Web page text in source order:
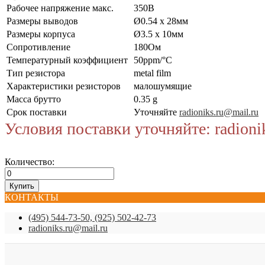
Рабочее напряжение макс.
350В
Размеры выводов
Ø0.54 x 28мм
Размеры корпуса
Ø3.5 x 10мм
Сопротивление
180Ом
Температурный коэффициент
50ppm/°C
Тип резистора
metal film
Характеристики резисторов
малошумящие
Масса брутто
0.35 g
Срок поставки
Уточняйте radioniks.ru@mail.ru
Условия поставки уточняйте:
Количество:
КОНТАКТЫ
(495) 544-73-50, (925) 502-42-73
radioniks.ru@mail.ru